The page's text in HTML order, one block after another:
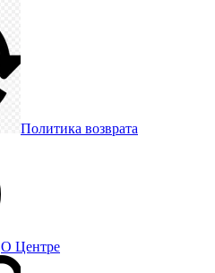
Политика возврата
О Центре